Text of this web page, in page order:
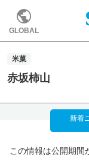
GLOBAL
米菓
赤坂柿山
新着
この情報は公開期間